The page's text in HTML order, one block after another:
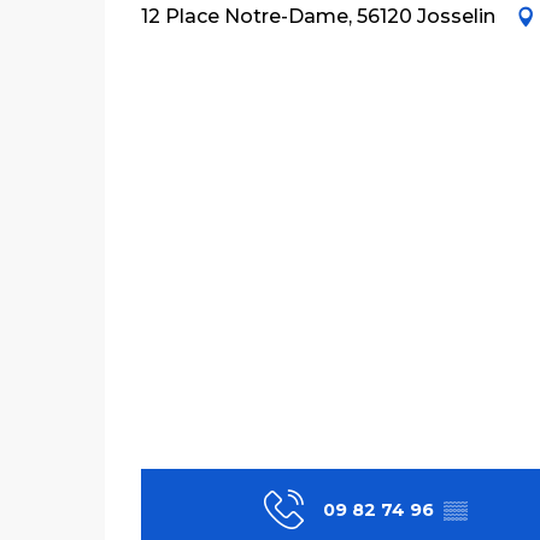
12 Place Notre-Dame, 56120 Josselin
09 82 74 96 ▒▒